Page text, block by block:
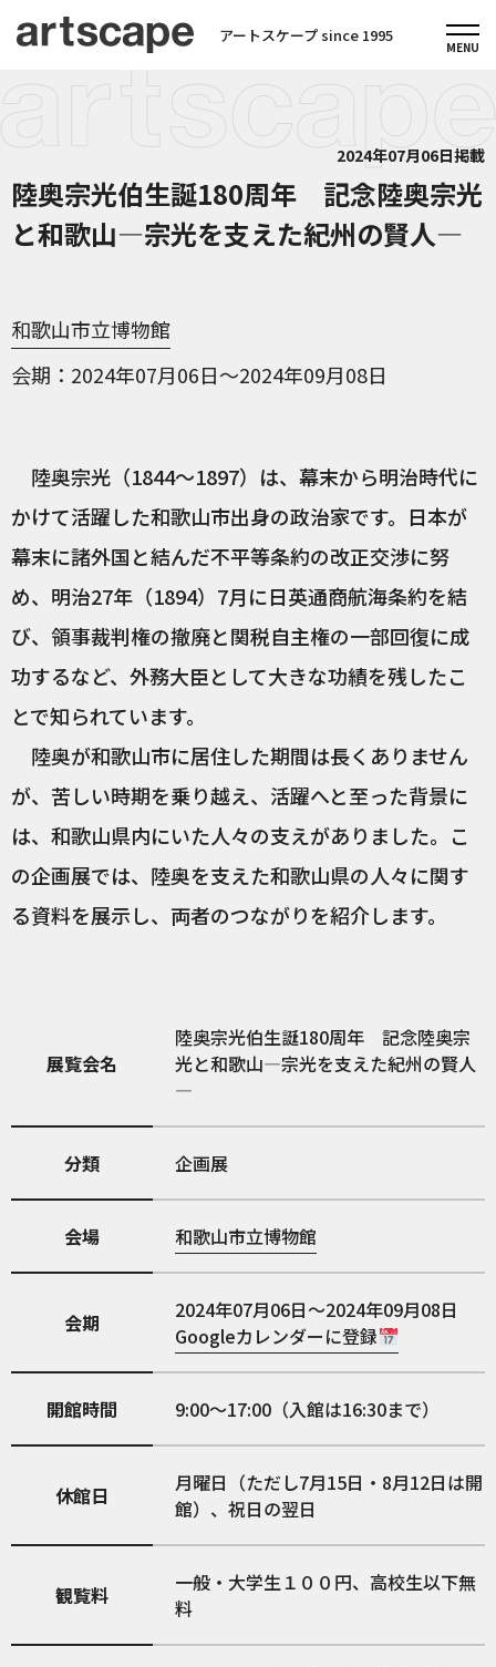
アートスケープ since 1995
2024年07月06日掲載
陸奥宗光伯生誕180周年 記念陸奥宗光
と和歌山―宗光を支えた紀州の賢人―
和歌山市立博物館
会期
2024年07月06日～2024年09月08日
陸奥宗光（1844～1897）は、幕末から明治時代に
かけて活躍した和歌山市出身の政治家です。日本が
幕末に諸外国と結んだ不平等条約の改正交渉に努
め、明治27年（1894）7月に日英通商航海条約を結
び、領事裁判権の撤廃と関税自主権の一部回復に成
功するなど、外務大臣として大きな功績を残したこ
とで知られています。
陸奥が和歌山市に居住した期間は長くありません
が、苦しい時期を乗り越え、活躍へと至った背景に
は、和歌山県内にいた人々の支えがありました。こ
の企画展では、陸奥を支えた和歌山県の人々に関す
る資料を展示し、両者のつながりを紹介します。
展覧会名
陸奥宗光伯生誕180周年 記念陸奥宗
光と和歌山―宗光を支えた紀州の賢人
―
分類 企画展
会場 和歌山市立博物館
会期
2024年07月06日～2024年09月08日
Googleカレンダーに登録
開館時間 9:00～17:00（入館は16:30まで）
休館日
月曜日（ただし7月15日・8月12日は開
館）、祝日の翌日
観覧料
一般・大学生１００円、高校生以下無
料